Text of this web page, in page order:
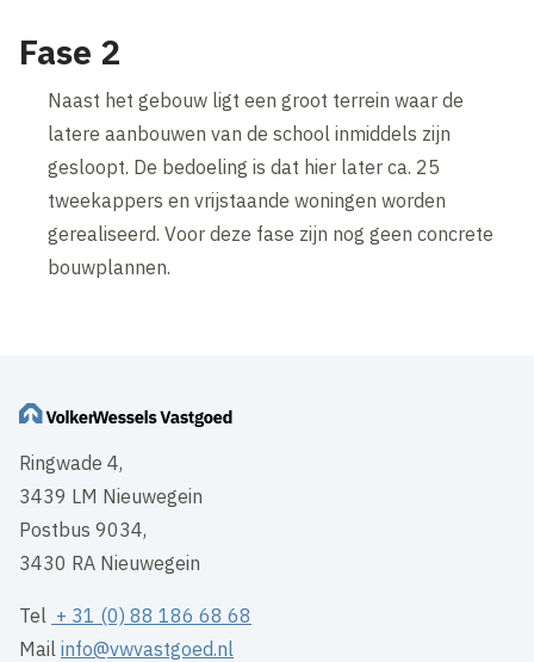
Fase 2
Naast het gebouw ligt een groot terrein waar de
latere aanbouwen van de school inmiddels zijn
gesloopt. De bedoeling is dat hier later ca. 25
tweekappers en vrijstaande woningen worden
gerealiseerd. Voor deze fase zijn nog geen concrete
bouwplannen.
Ringwade 4,
3439 LM Nieuwegein
Postbus 9034,
3430 RA Nieuwegein
Tel + 31 (0) 88 186 68 68
Mailinfo@vwvastgoed.nl